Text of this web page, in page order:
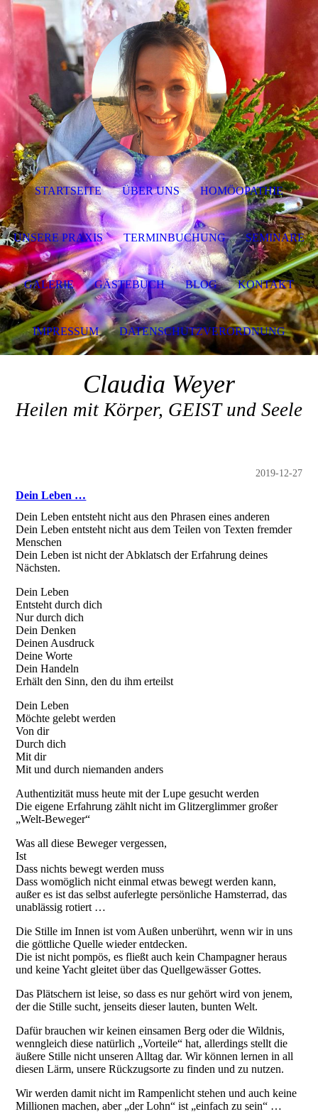
Claudia Weyer
Heilen mit Körper, GEIST und Seele
2019-12-27
Dein Leben …
Dein Leben entsteht nicht aus den Phrasen eines anderen
Dein Leben entsteht nicht aus dem Teilen von Texten fremder
Menschen
Dein Leben ist nicht der Abklatsch der Erfahrung deines
Nächsten.
Dein Leben
Entsteht durch dich
Nur durch dich
Dein Denken
Deinen Ausdruck
Deine Worte
Dein Handeln
Erhält den Sinn, den du ihm erteilst
Dein Leben
Möchte gelebt werden
Von dir
Durch dich
Mit dir
Mit und durch niemanden anders
Authentizität muss heute mit der Lupe gesucht werden
Die eigene Erfahrung zählt nicht im Glitzerglimmer großer
„Welt-Beweger“
Was all diese Beweger vergessen,
Ist
Dass nichts bewegt werden muss
Dass womöglich nicht einmal etwas bewegt werden kann,
außer es ist das selbst auferlegte persönliche Hamsterrad, das
unablässig rotiert …
Die Stille im Innen ist vom Außen unberührt, wenn wir in uns
die göttliche Quelle wieder entdecken.
Die ist nicht pompös, es fließt auch kein Champagner heraus
und keine Yacht gleitet über das Quellgewässer Gottes.
Das Plätschern ist leise, so dass es nur gehört wird von jenem,
der die Stille sucht, jenseits dieser lauten, bunten Welt.
Dafür brauchen wir keinen einsamen Berg oder die Wildnis,
wenngleich diese natürlich „Vorteile“ hat, allerdings stellt die
äußere Stille nicht unseren Alltag dar. Wir können lernen in all
diesen Lärm, unsere Rückzugsorte zu finden und zu nutzen.
Wir werden damit nicht im Rampenlicht stehen und auch keine
Millionen machen, aber „der Lohn“ ist „einfach zu sein“ …
STARTSEITE ÜBER UNS HOMÖOPATHIE
UNSERE PRAXIS TERMINBUCHUNG SEMINARE
GALERIE GÄSTEBUCH BLOG KONTAKT
IMPRESSUM DATENSCHUTZVERORDNUNG